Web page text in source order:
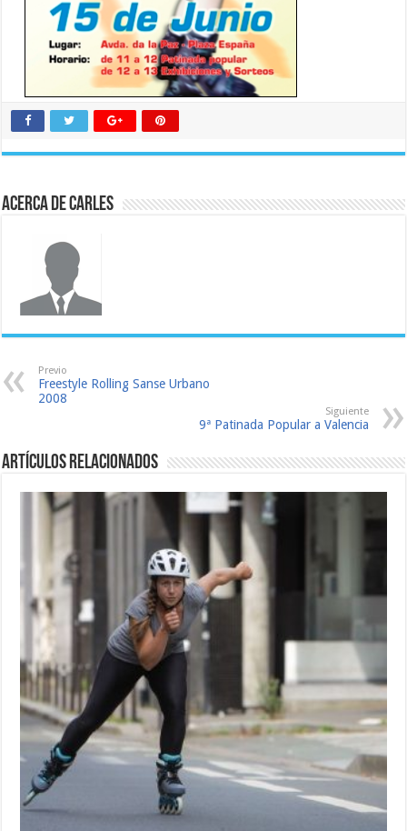
Acerca de Carles
Previo
Freestyle Rolling Sanse Urbano
2008
Siguiente
9ª Patinada Popular a Valencia
Artículos relacionados